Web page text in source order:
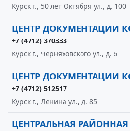
Курск г., 50 лет Октября ул., д. 100
ЦЕНТР ДОКУМЕНТАЦИИ
+7 (4712) 370333
Курск г., Черняховского ул., д. 6
ЦЕНТР ДОКУМЕНТАЦИИ
+7 (4712) 512517
Курск г., Ленина ул., д. 85
ЦЕНТРАЛЬНАЯ